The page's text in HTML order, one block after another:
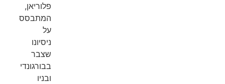
פלוריאן,
המתבסס
על
ניסיונו
שצבר
בבורגונדי
ובניו